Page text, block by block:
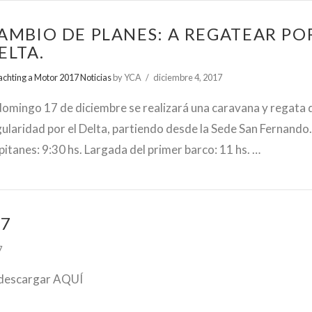
DE PLANES: A REGATEAR
a Motor 2017 Noticiasby YCA diciembre 4, 2017
17 de diciembre se realizará una caravana y regata
por el Delta, partiendo desde la Sede San
9:30 hs. Largada del primer barco: 11 hs. …
AQUÍ